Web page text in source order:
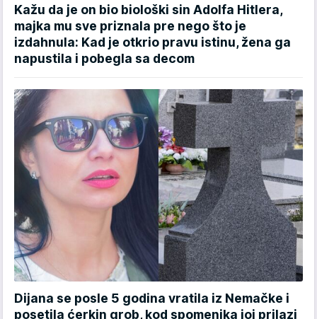
Kažu da je on bio biološki sin Adolfa Hitlera,
majka mu sve priznala pre nego što je
izdahnula: Kad je otkrio pravu istinu, žena ga
napustila i pobegla sa decom
Dijana se posle 5 godina vratila iz Nemačke i
posetila ćerkin grob, kod spomenika joj prilazi